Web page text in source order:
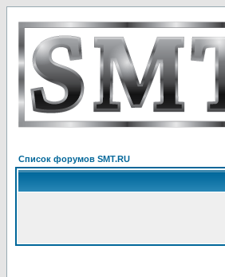
Список форумов SMT.RU